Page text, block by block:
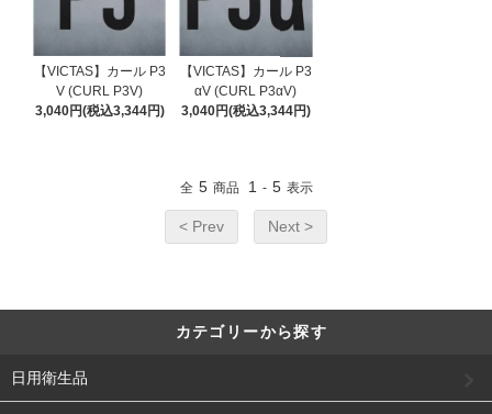
【VICTAS】カール P3
V (CURL P3V)
3,040円(税込3,344円)
【VICTAS】カール P3
αV (CURL P3αV)
3,040円(税込3,344円)
全 5 商品 1 - 5 表示
< Prev Next >
カテゴリーから探す
日用衛生品